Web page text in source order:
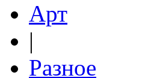
Арт
|
Разное